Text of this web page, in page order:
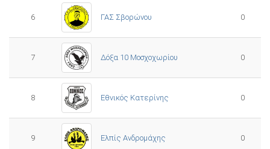
6 ΓΑΣ Σβορώνου 0
7 Δόξα 10 Μοσχοχωρίου 0
8 Εθνικός Κατερίνης 0
9 Ελπίς Ανδρομάχης 0